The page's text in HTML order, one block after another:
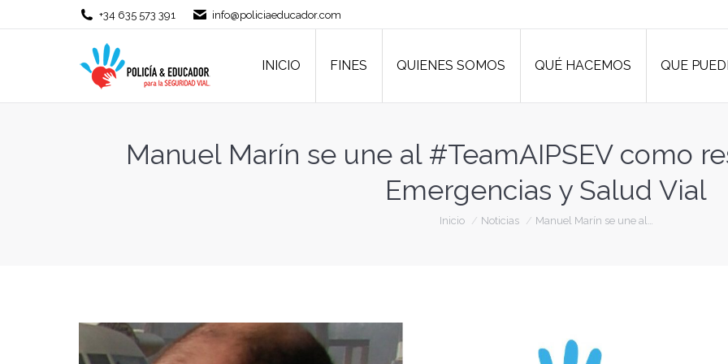
+34 635 573 391 info@policiaeducador.com
INICIO FINES QUIENES SOMOS QUÉ HACEMOS QUE
Manuel Marín se une al #TeamAIPSEV como
Emergencias y Salud Vial
Estás aquí:
Inicio Noticias Manuel Marín se une al…
INICIO FINES